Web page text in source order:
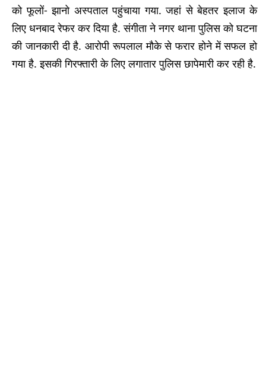
को फूलों- झानो अस्पताल पहुंचाया गया. जहां से बेहतर इलाज के
लिए धनबाद रेफर कर दिया है. संगीता ने नगर थाना पुलिस को घटना
की जानकारी दी है. आरोपी रूपलाल मौके से फरार होने में सफल हो
गया है. इसकी गिरफ्तारी के लिए लगातार पुलिस छापेमारी कर रही है.